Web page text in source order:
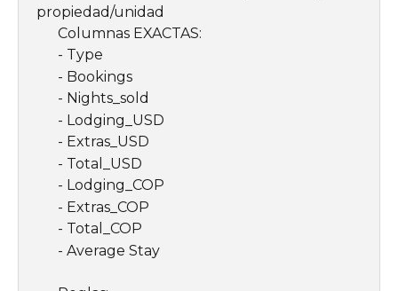
propiedad/unidad
      Columnas EXACTAS:
      - Type
      - Bookings
      - Nights_sold
      - Lodging_USD
      - Extras_USD
      - Total_USD
      - Lodging_COP
      - Extras_COP
      - Total_COP
      - Average Stay